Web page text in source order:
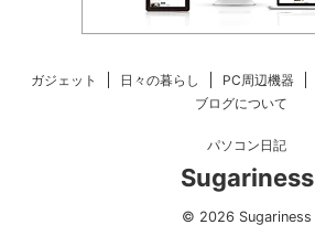
ガジェット 日々の暮らし PC周辺機器
ブログについて
パソコン日記
Sugariness
© 2026 Sugariness